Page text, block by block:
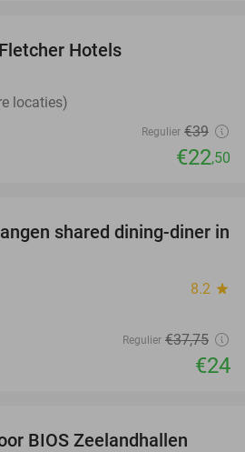
Hotels
locaties)
Regulier €39
€22,50
36%
shared dining-diner in
8.2 star
Regulier €37,75
€24
BIOS Zeelandhallen